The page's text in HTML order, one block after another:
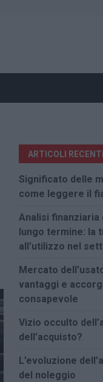
ARTICOLI RECENTI
Significato delle
come leggere il
Analisi
lungo termine: la
all’utilizzo nel
Mercato
vantaggi e
consapevole
Vizio occulto
dell’acquisto?
L’evoluzione
del noleggio